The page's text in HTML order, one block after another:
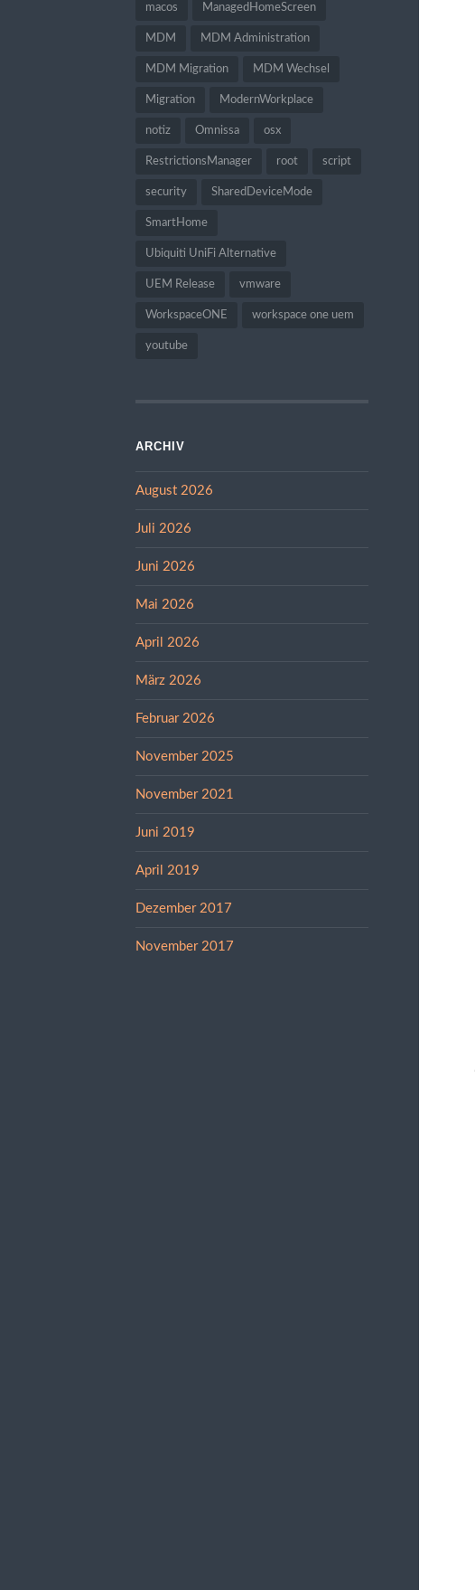
macos ManagedHomeScreen
MDM MDM Administration
MDM Migration MDM Wechsel
Migration ModernWorkplace
notiz Omnissa osx
RestrictionsManager root script
security SharedDeviceMode
SmartHome
Ubiquiti UniFi Alternative
UEM Release vmware
WorkspaceONE workspace one uem
youtube
ARCHIV
August 2026
Juli 2026
Juni 2026
Mai 2026
April 2026
März 2026
Februar 2026
November 2025
November 2021
Juni 2019
April 2019
Dezember 2017
November 2017